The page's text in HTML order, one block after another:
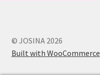
© JOSINA 2026
Built with WooCommerce